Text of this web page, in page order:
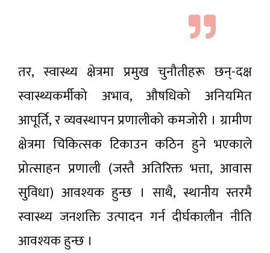
तर, स्वास्थ्य क्षेत्रमा प्रमुख चुनौतीहरू छन्-दक्ष
स्वास्थ्यकर्मीको अभाव, औषधिको अनियमित
आपूर्ति, र व्यवस्थापन प्रणालीको कमजोरी । ग्रामीण
क्षेत्रमा चिकित्सक टिकाउन कठिन हुने भएकाले
प्रोत्साहन प्रणाली (जस्तै अतिरिक्त भत्ता, आवास
सुविधा) आवश्यक हुन्छ । साथै, स्थानीय स्तरमै
स्वास्थ्य जनशक्ति उत्पादन गर्न दीर्घकालीन नीति
आवश्यक हुन्छ ।